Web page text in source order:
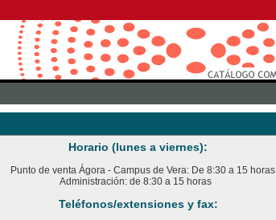
Horario (lunes a viernes):
Punto de venta Ágora - Campus de Vera: De 8:30 a 15 horas
Administración: de 8:30 a 15 horas
Teléfonos/extensiones y fax: